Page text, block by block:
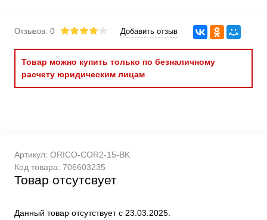
Отзывов: 0 Добавить отзыв
Товар можно купить только по безналичному
расчету юридическим лицам
Артикул: ORICO-COR2-15-BK
Код товара: 706603235
Товар отсутсвует
Данный товар отсутствует с 23.03.2025.